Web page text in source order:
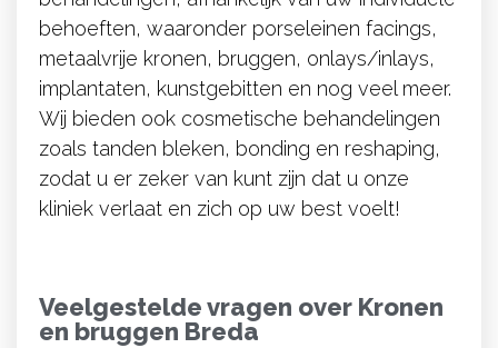
behoeften, waaronder porseleinen facings,
metaalvrije kronen, bruggen, onlays/inlays,
implantaten, kunstgebitten en nog veel meer.
Wij bieden ook cosmetische behandelingen
zoals tanden bleken, bonding en reshaping,
zodat u er zeker van kunt zijn dat u onze
kliniek verlaat en zich op uw best voelt!
Veelgestelde vragen over Kronen
en bruggen Breda